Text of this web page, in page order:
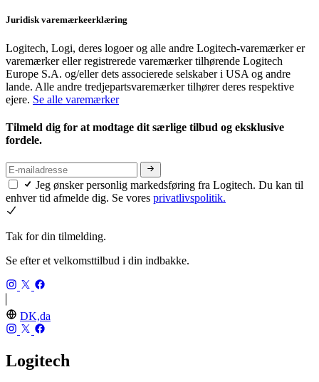
Juridisk varemærkeerklæring
Logitech, Logi, deres logoer og alle andre Logitech-varemærker er
varemærker eller registrerede varemærker tilhørende Logitech
Europe S.A. og/eller dets associerede selskaber i USA og andre
lande. Alle andre tredjepartsvaremærker tilhører deres respektive
ejere. Se alle varemærker
Tilmeld dig for at modtage dit særlige tilbud og eksklusive
fordele.
Jeg ønsker personlig markedsføring fra Logitech. Du kan til
enhver tid afmelde dig. Se vores privatlivspolitik.
Tak for din tilmelding.
Se efter et velkomsttilbud i din indbakke.
DK,da
Logitech